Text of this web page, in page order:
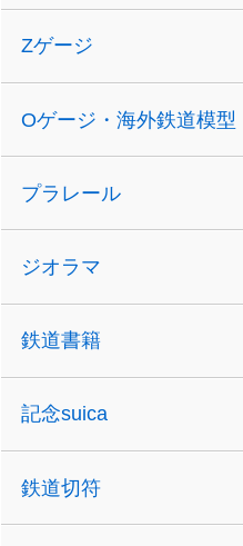
Zゲージ
Oゲージ・海外鉄道模型
プラレール
ジオラマ
鉄道書籍
記念suica
鉄道切符